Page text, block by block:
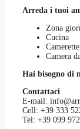
Arreda i tuoi
Zona
Cucina
Camerette
Camera
Hai bisogno di
Contattaci
E-mail:
Cell: +39 333
Tel: +39 099